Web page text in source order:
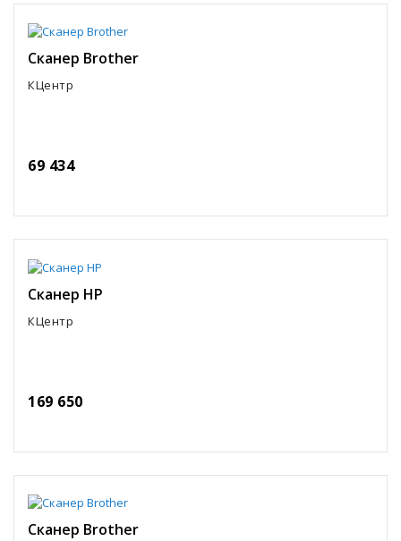
Сканер Brother
КЦентр
69 434
Сканер HP
КЦентр
169 650
Сканер Brother